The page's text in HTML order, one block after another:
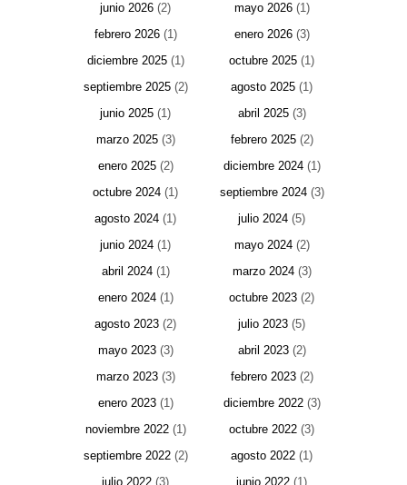
junio 2026 (2) mayo 2026(1)
febrero 2026(1) enero 2026(3)
diciembre 2025(1) octubre 2025 (1)
septiembre 2025(2) agosto 2025 (1)
junio 2025 (1) abril 2025(3)
marzo 2025(3) febrero 2025(2)
enero 2025(2) diciembre 2024(1)
octubre 2024 (1) septiembre 2024(3)
agosto 2024 (1) julio 2024 (5)
junio 2024 (1) mayo 2024(2)
abril 2024(1) marzo 2024(3)
enero 2024(1) octubre 2023 (2)
agosto 2023 (2) julio 2023 (5)
mayo 2023(3) abril 2023(2)
marzo 2023(3) febrero 2023(2)
enero 2023(1) diciembre 2022(3)
noviembre 2022(1) octubre 2022 (3)
septiembre 2022(2) agosto 2022 (1)
julio 2022 (3) junio 2022 (1)